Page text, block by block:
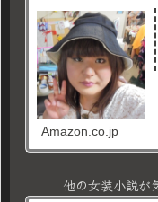
Amazon.co.jp
他の女装小説が